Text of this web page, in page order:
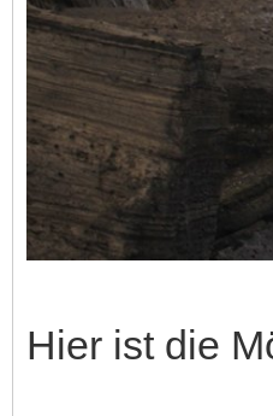
Hier ist die